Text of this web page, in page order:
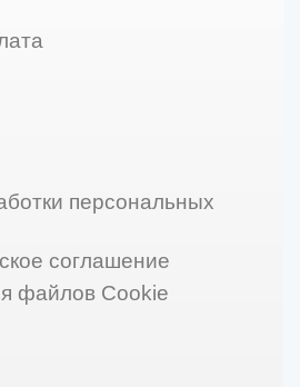
персональных
соглашение
файлов Cookie